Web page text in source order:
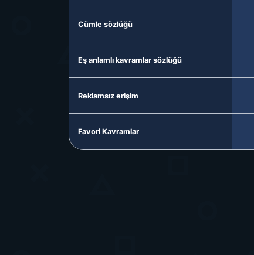
Cümle sözlüğü
Eş anlamlı kavramlar sözlüğü
Reklamsız erişim
Favori Kavramlar